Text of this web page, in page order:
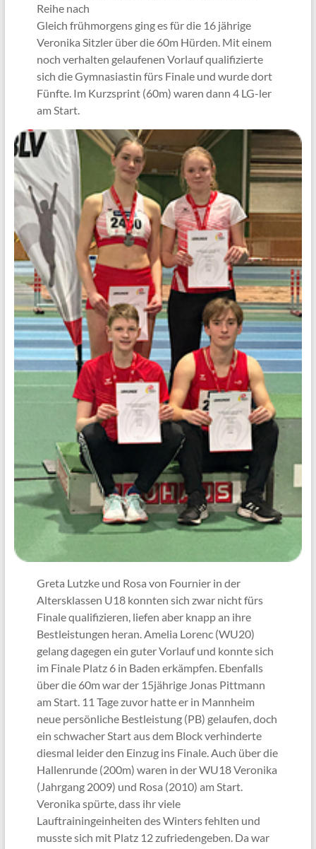
Reihe nach
Gleich frühmorgens ging es für die 16 jährige
Veronika Sitzler über die 60m Hürden. Mit einem
noch verhalten gelaufenen Vorlauf qualifizierte
sich die Gymnasiastin fürs Finale und wurde dort
Fünfte. Im Kurzsprint (60m) waren dann 4 LG-ler
am Start.
Greta Lutzke und Rosa von Fournier in der
Altersklassen U18 konnten sich zwar nicht fürs
Finale qualifizieren, liefen aber knapp an ihre
Bestleistungen heran. Amelia Lorenc (WU20)
gelang dagegen ein guter Vorlauf und konnte sich
im Finale Platz 6 in Baden erkämpfen. Ebenfalls
über die 60m war der 15jährige Jonas Pittmann
am Start. 11 Tage zuvor hatte er in Mannheim
neue persönliche Bestleistung (PB) gelaufen, doch
ein schwacher Start aus dem Block verhinderte
diesmal leider den Einzug ins Finale. Auch über die
Hallenrunde (200m) waren in der WU18 Veronika
(Jahrgang 2009) und Rosa (2010) am Start.
Veronika spürte, dass ihr viele
Lauftrainingeinheiten des Winters fehlten und
musste sich mit Platz 12 zufriedengeben. Da war